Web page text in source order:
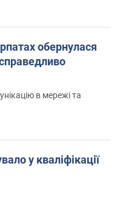
обернулася
в мережі та
у кваліфікації